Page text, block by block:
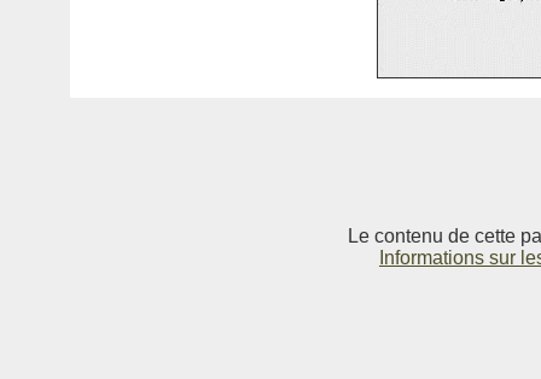
Le contenu de cette
Informations sur